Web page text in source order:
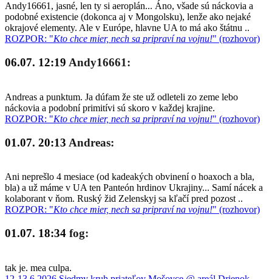
Andy16661, jasné, len ty si aeroplán... Áno, všade sú náckovia a
podobné existencie (dokonca aj v Mongolsku), lenže ako nejaké
okrajové elementy. Ale v Európe, hlavne UA to má ako štátnu ..
ROZPOR: "Kto chce mier, nech sa pripraví na vojnu!" (rozhovor)
06.07. 12:19 Andy16661:
Andreas a punktum. Ja dúfam že ste už odleteli zo zeme lebo
náckovia a podobní primitívi sú skoro v každej krajine.
ROZPOR: "Kto chce mier, nech sa pripraví na vojnu!" (rozhovor)
01.07. 20:13 Andreas:
Ani neprešlo 4 mesiace (od kadeakých obvinení o hoaxoch a bla,
bla) a už máme v UA ten Panteón hrdinov Ukrajiny... Samí nácek a
kolaborant v ňom. Ruský žid Zelenskyj sa kľačí pred pozost ..
ROZPOR: "Kto chce mier, nech sa pripraví na vojnu!" (rozhovor)
01.07. 18:34 fog:
tak je. mea culpa.